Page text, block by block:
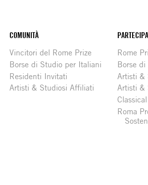
COMUNITÀ
Vincitori del Rome Prize
Borse di Studio per Italiani
Residenti Invitati
Artisti & Studiosi Affiliati
Rome
Borse
Artisti &
Artisti &
Roma